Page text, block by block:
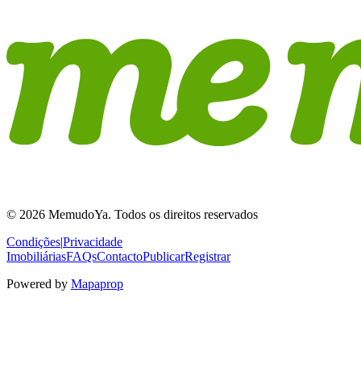
© 2026 MemudoYa. Todos os direitos reservados
Condições|Privacidade
ImobiliáriasFAQsContactoPublicarRegistrar
Powered by Mapaprop